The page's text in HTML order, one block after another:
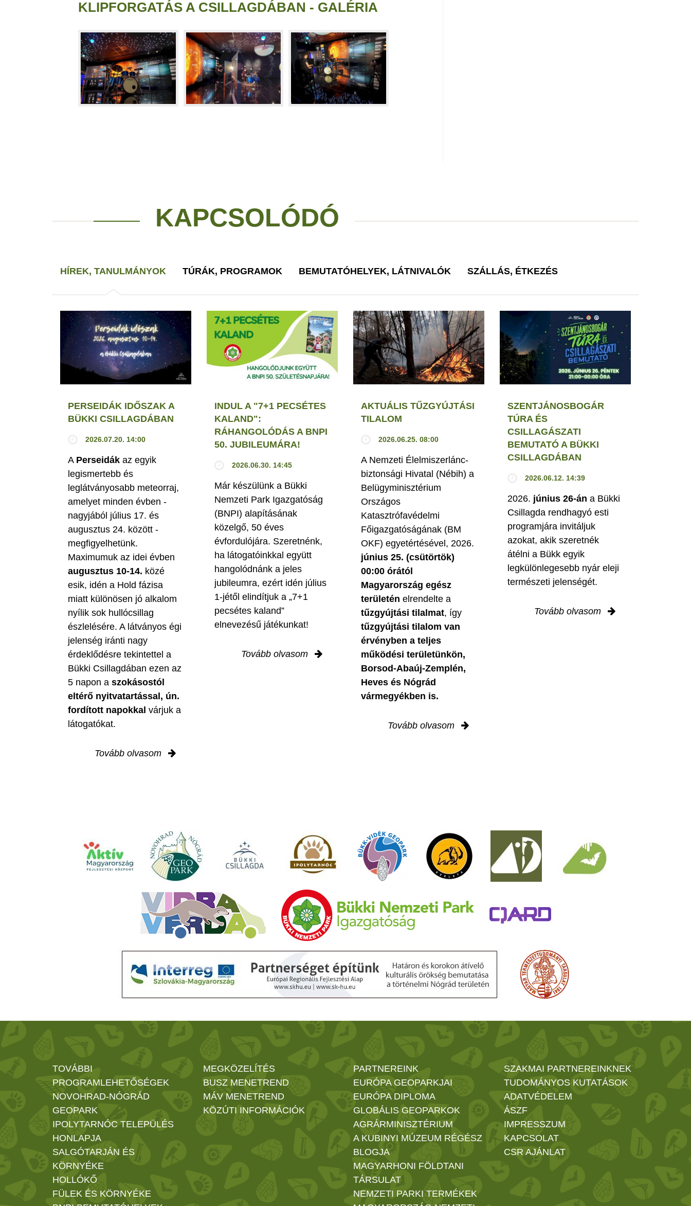
KLIPFORGATÁS A CSILLAGDÁBAN - GALÉRIA
KAPCSOLÓDÓ
HÍREK, TANULMÁNYOK TÚRÁK, PROGRAMOK BEMUTATÓHELYEK, LÁTNIVALÓK SZÁLLÁS, ÉTKEZÉS
PERSEIDÁK IDŐSZAK A
BÜKKI CSILLAGDÁBAN
2026.07.20. 14:00
A Perseidák az egyik
legismertebb és
leglátványosabb meteorraj,
amelyet minden évben -
nagyjából július 17. és
augusztus 24. között -
megfigyelhetünk.
Maximumuk az idei évben
augusztus 10-14. közé
esik, idén a Hold fázisa
miatt különösen jó alkalom
nyílik sok hullócsillag
észlelésére. A látványos égi
jelenség iránti nagy
érdeklődésre tekintettel a
Bükki Csillagdában ezen az
5 napon a szokásostól
eltérő nyitvatartással, ún.
fordított napokkal várjuk a
látogatókat.
Tovább olvasom
INDUL A "7+1 PECSÉTES
KALAND":
RÁHANGOLÓDÁS A BNPI
50. JUBILEUMÁRA!
2026.06.30. 14:45
Már készülünk a Bükki
Nemzeti Park Igazgatóság
(BNPI) alapításának
közelgő, 50 éves
évfordulójára. Szeretnénk,
ha látogatóinkkal együtt
hangolódnánk a jeles
jubileumra, ezért idén július
1-jétől elindítjuk a „7+1
pecsétes kaland”
elnevezésű játékunkat!
Tovább olvasom
AKTUÁLIS TŰZGYÚJTÁSI
TILALOM
2026.06.25. 08:00
A Nemzeti Élelmiszerlánc-
biztonsági Hivatal (Nébih) a
Belügyminisztérium
Országos
Katasztrófavédelmi
Főigazgatóságának (BM
OKF) egyetértésével, 2026.
június 25. (csütörtök)
00:00 órától
Magyarország egész
területén elrendelte a
tűzgyújtási tilalmat, így
tűzgyújtási tilalom van
érvényben a teljes
működési területünkön,
Borsod-Abaúj-Zemplén,
Heves és Nógrád
vármegyékben is.
Tovább olvasom
SZENTJÁNOSBOGÁR
TÚRA ÉS
CSILLAGÁSZATI
BEMUTATÓ A BÜKKI
CSILLAGDÁBAN
2026.06.12. 14:39
2026. június 26-án a Bükki
Csillagda rendhagyó esti
programjára invitáljuk
azokat, akik szeretnék
átélni a Bükk egyik
legkülönlegesebb nyár eleji
természeti jelenségét.
Tovább olvasom
TOVÁBBI
PROGRAMLEHETŐSÉGEK
NOVOHRAD-NÓGRÁD
GEOPARK
IPOLYTARNÓC TELEPÜLÉS
HONLAPJA
SALGÓTARJÁN ÉS
KÖRNYÉKE
HOLLÓKŐ
FÜLEK ÉS KÖRNYÉKE
MEGKÖZELÍTÉS
BUSZ MENETREND
MÁV MENETREND
KÖZÚTI INFORMÁCIÓK
PARTNEREINK
EURÓPA GEOPARKJAI
EURÓPA DIPLOMA
GLOBÁLIS GEOPARKOK
AGRÁRMINISZTÉRIUM
A KUBINYI MÚZEUM RÉGÉSZ
BLOGJA
MAGYARHONI FÖLDTANI
TÁRSULAT
NEMZETI PARKI TERMÉKEK
SZAKMAI PARTNEREINKNEK
TUDOMÁNYOS KUTATÁSOK
ADATVÉDELEM
ÁSZF
IMPRESSZUM
KAPCSOLAT
CSR AJÁNLAT